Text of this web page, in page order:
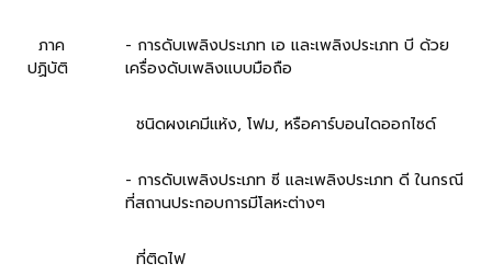
ภาค
ปฏิบัติ
- การดับเพลิงประเภท เอ และเพลิงประเภท บี ด้วย
เครื่องดับเพลิงแบบมือถือ
ชนิดผงเคมีแห้ง, โฟม, หรือคาร์บอนไดออกไซด์
- การดับเพลิงประเภท ซี และเพลิงประเภท ดี ในกรณี
ที่สถานประกอบการมีโลหะต่างๆ
ที่ติดไฟ